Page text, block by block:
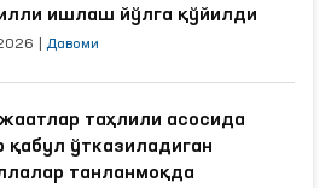
ишлаш йўлга қўйилди
Давоми
таҳлили асосида
қабул ўтказиладиган
танланмоқда